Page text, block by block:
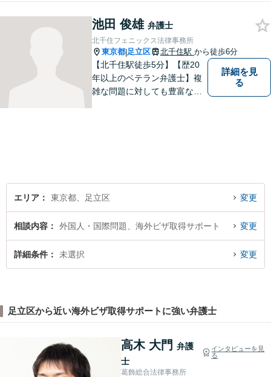
池田 俊雄 弁護士
北千住フェニックス法律事務所
東京都|足立区 北千住駅 から徒歩6分
【北千住駅徒歩5分】【歴20
年以上のベテラン弁護士】複
雑な問題に対しても豊富な経
詳細を見
る
エリア 東京都、足立区 変更
相談内容 外国人・国際問題、海外ビザ取得サポート 変更
詳細条件 未選択 変更
足立区から近い海外ビザ取得サポートに強い弁護士
高木 大門 弁護
士
インタビューを見
る
葛飾総合法律事務所